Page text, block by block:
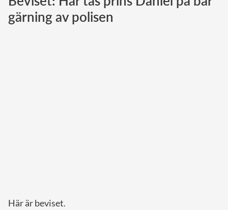
Norska kungahuset
gärning av polisen
Här är beviset.